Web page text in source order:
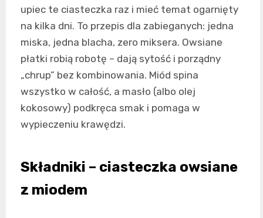
upiec te ciasteczka raz i mieć temat ogarnięty
na kilka dni. To przepis dla zabieganych: jedna
miska, jedna blacha, zero miksera. Owsiane
płatki robią robotę – dają sytość i porządny
„chrup” bez kombinowania. Miód spina
wszystko w całość, a masło (albo olej
kokosowy) podkręca smak i pomaga w
wypieczeniu krawędzi.
Składniki – ciasteczka owsiane
z miodem